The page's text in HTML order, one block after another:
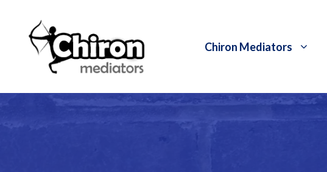
Chiron Mediators